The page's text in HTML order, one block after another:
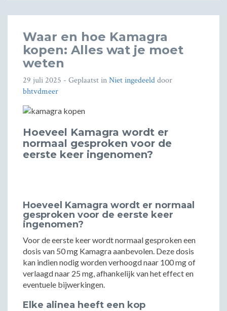
Waar en hoe Kamagra
kopen: Alles wat je moet
weten
29 juli 2025 - Geplaatst inNiet ingedeelddoor
bhtvdmeer
Hoeveel Kamagra wordt er
normaal gesproken voor de
eerste keer ingenomen?
Hoeveel Kamagra wordt er normaal
gesproken voor de eerste keer
ingenomen?
Voor de eerste keer wordt normaal gesproken een
dosis van 50 mg Kamagra aanbevolen. Deze dosis
kan indien nodig worden verhoogd naar 100 mg of
verlaagd naar 25 mg, afhankelijk van het effect en
eventuele bijwerkingen.
Elke alinea heeft een kop